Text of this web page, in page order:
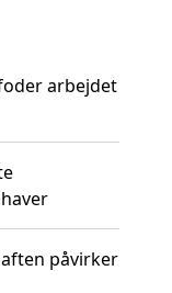
arbejdet
påvirker